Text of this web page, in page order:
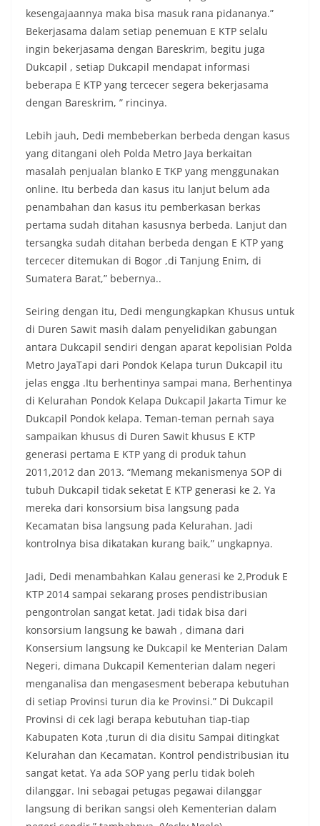
kesengajaannya maka bisa masuk rana pidananya.”
Bekerjasama dalam setiap penemuan E KTP selalu
ingin bekerjasama dengan Bareskrim, begitu juga
Dukcapil , setiap Dukcapil mendapat informasi
beberapa E KTP yang tercecer segera bekerjasama
dengan Bareskrim, ” rincinya.
Lebih jauh, Dedi membeberkan berbeda dengan kasus
yang ditangani oleh Polda Metro Jaya berkaitan
masalah penjualan blanko E TKP yang menggunakan
online. Itu berbeda dan kasus itu lanjut belum ada
penambahan dan kasus itu pemberkasan berkas
pertama sudah ditahan kasusnya berbeda. Lanjut dan
tersangka sudah ditahan berbeda dengan E KTP yang
tercecer ditemukan di Bogor ,di Tanjung Enim, di
Sumatera Barat,” bebernya..
Seiring dengan itu, Dedi mengungkapkan Khusus untuk
di Duren Sawit masih dalam penyelidikan gabungan
antara Dukcapil sendiri dengan aparat kepolisian Polda
Metro JayaTapi dari Pondok Kelapa turun Dukcapil itu
jelas engga .Itu berhentinya sampai mana, Berhentinya
di Kelurahan Pondok Kelapa Dukcapil Jakarta Timur ke
Dukcapil Pondok kelapa. Teman-teman pernah saya
sampaikan khusus di Duren Sawit khusus E KTP
generasi pertama E KTP yang di produk tahun
2011,2012 dan 2013. “Memang mekanismenya SOP di
tubuh Dukcapil tidak seketat E KTP generasi ke 2. Ya
mereka dari konsorsium bisa langsung pada
Kecamatan bisa langsung pada Kelurahan. Jadi
kontrolnya bisa dikatakan kurang baik,” ungkapnya.
Jadi, Dedi menambahkan Kalau generasi ke 2,Produk E
KTP 2014 sampai sekarang proses pendistribusian
pengontrolan sangat ketat. Jadi tidak bisa dari
konsorsium langsung ke bawah , dimana dari
Konsersium langsung ke Dukcapil ke Menterian Dalam
Negeri, dimana Dukcapil Kementerian dalam negeri
menganalisa dan mengasesment beberapa kebutuhan
di setiap Provinsi turun dia ke Provinsi.” Di Dukcapil
Provinsi di cek lagi berapa kebutuhan tiap-tiap
Kabupaten Kota ,turun di dia disitu Sampai ditingkat
Kelurahan dan Kecamatan. Kontrol pendistribusian itu
sangat ketat. Ya ada SOP yang perlu tidak boleh
dilanggar. Ini sebagai petugas pegawai dilanggar
langsung di berikan sangsi oleh Kementerian dalam